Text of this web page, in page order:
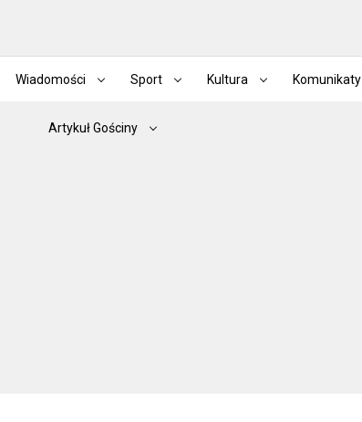
Wiadomości Sport Kultura Komunikaty
Artykuł Gościny